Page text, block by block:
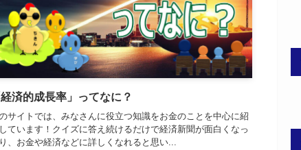
経済的成長率」ってなに？
サイトでは、みなさんに役立つ知識をお金のことを中心に紹
ています！クイズに答え続けるだけで経済新聞が面白くなっ
、お金や経済などに詳しくなれると思い...